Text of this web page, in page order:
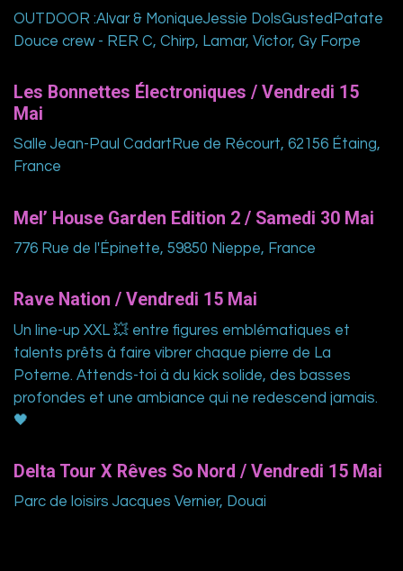
OUTDOOR :Alvar & MoniqueJessie DolsGustedPatate
Douce crew - RER C, Chirp, Lamar, Victor, Gy Forpe
Les Bonnettes Électroniques / Vendredi 15
Mai
Salle Jean-Paul CadartRue de Récourt, 62156 Étaing,
France
Mel’ House Garden Edition 2 / Samedi 30 Mai
776 Rue de l'Épinette, 59850 Nieppe, France
Rave Nation / Vendredi 15 Mai
Un line-up XXL 💥 entre figures emblématiques et
talents prêts à faire vibrer chaque pierre de La
Poterne. Attends-toi à du kick solide, des basses
profondes et une ambiance qui ne redescend jamais.
🖤
Delta Tour X Rêves So Nord / Vendredi 15 Mai
Parc de loisirs Jacques Vernier, Douai